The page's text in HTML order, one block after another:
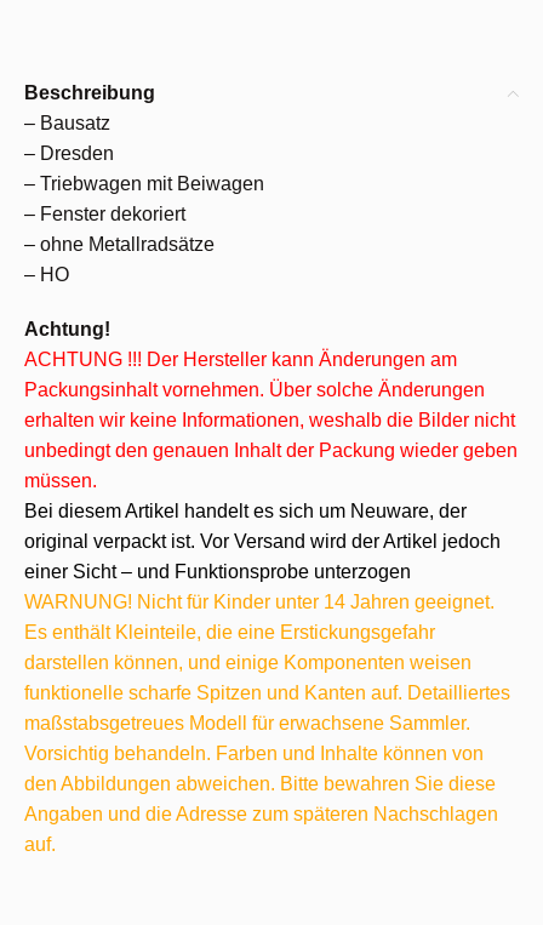
Beschreibung
– Bausatz
– Dresden
– Triebwagen mit Beiwagen
– Fenster dekoriert
– ohne Metallradsätze
– HO
Achtung!
ACHTUNG !!! Der Hersteller kann Änderungen am
Packungsinhalt vornehmen. Über solche Änderungen
erhalten wir keine Informationen, weshalb die Bilder nicht
unbedingt den genauen Inhalt der Packung wieder geben
müssen.
Bei diesem Artikel handelt es sich um Neuware, der
original verpackt ist. Vor Versand wird der Artikel jedoch
einer Sicht – und Funktionsprobe unterzogen
WARNUNG! Nicht für Kinder unter 14 Jahren geeignet.
Es enthält Kleinteile, die eine Erstickungsgefahr
darstellen können, und einige Komponenten weisen
funktionelle scharfe Spitzen und Kanten auf. Detailliertes
maßstabsgetreues Modell für erwachsene Sammler.
Vorsichtig behandeln. Farben und Inhalte können von
den Abbildungen abweichen. Bitte bewahren Sie diese
Angaben und die Adresse zum späteren Nachschlagen
auf.